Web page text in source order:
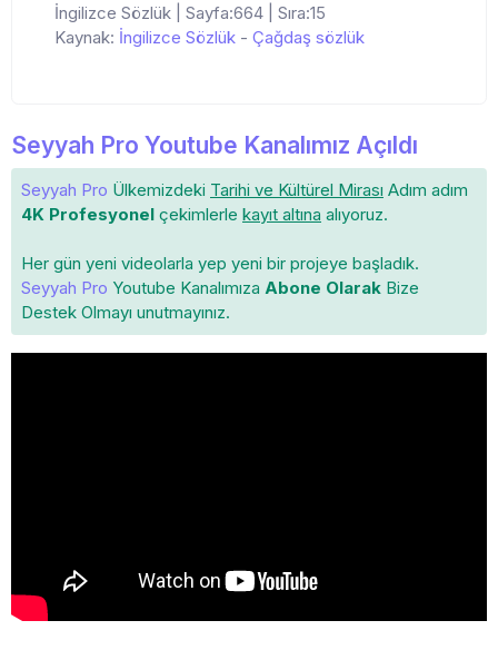
İngilizce Sözlük | Sayfa:664 | Sıra:15
Kaynak: İngilizce Sözlük - Çağdaş sözlük
Seyyah Pro Youtube Kanalımız Açıldı
Seyyah Pro Ülkemizdeki Tarihi ve Kültürel Mirası Adım adım
4K Profesyonel çekimlerle kayıt altına alıyoruz.
Her gün yeni videolarla yep yeni bir projeye başladık.
Seyyah Pro Youtube Kanalımıza Abone Olarak Bize
Destek Olmayı unutmayınız.